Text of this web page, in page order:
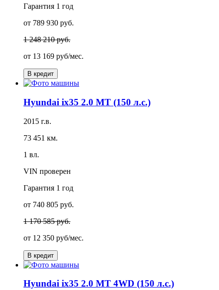
Гарантия 1 год
от 789 930 руб.
1 248 210 руб.
от 13 169 руб/мес.
В кредит
Hyundai ix35 2.0 MT (150 л.с.)
2015 г.в.
73 451 км.
1 вл.
VIN проверен
Гарантия 1 год
от 740 805 руб.
1 170 585 руб.
от 12 350 руб/мес.
В кредит
Hyundai ix35 2.0 MT 4WD (150 л.с.)